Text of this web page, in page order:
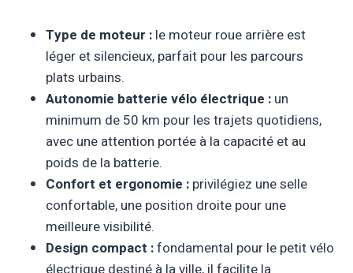
Type de moteur : le moteur roue arrière est
léger et silencieux, parfait pour les parcours
plats urbains.
Autonomie batterie vélo électrique : un
minimum de 50 km pour les trajets quotidiens,
avec une attention portée à la capacité et au
poids de la batterie.
Confort et ergonomie : privilégiez une selle
confortable, une position droite pour une
meilleure visibilité.
Design compact :fondamental pour le petit vélo